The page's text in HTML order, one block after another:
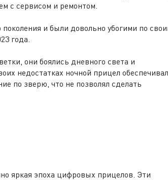
с сервисом и ремонтом.
и были довольно убогими по
года.
они боялись дневного света и
недостатках ночной прицел обеспечивал
по зверю, что не позволял сделать
яркая эпоха цифровых прицелов. Эти